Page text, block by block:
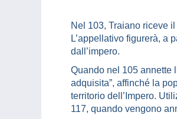
Nel 103, Traiano riceve
L’appellativo figurerà, a
dall’impero.
Quando nel 105 annette
adquisita”, affinché la
territorio dell’Impero.
117, quando vengono